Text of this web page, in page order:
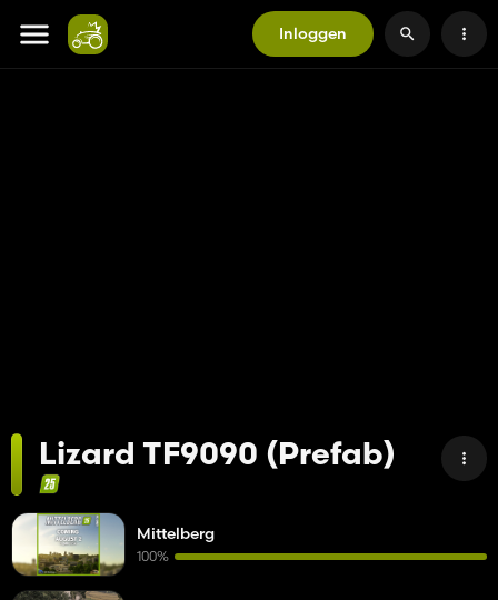
Inloggen
Lizard TF9090 (Prefab)
Mittelberg
100%